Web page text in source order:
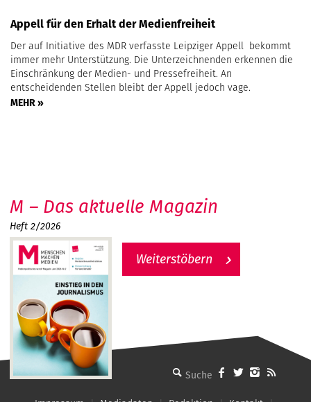
Appell für den Erhalt der Medienfreiheit
Der auf Initiative des MDR verfasste Leipziger Appell bekommt
immer mehr Unterstützung. Die Unterzeichnenden erkennen die
Einschränkung der Medien- und Pressefreiheit. An
entscheidenden Stellen bleibt der Appell jedoch vage.
MEHR »
MMM - Menschen machen Medien
M – Das aktuelle Magazin
Heft 2/2026
Weiterstöbern